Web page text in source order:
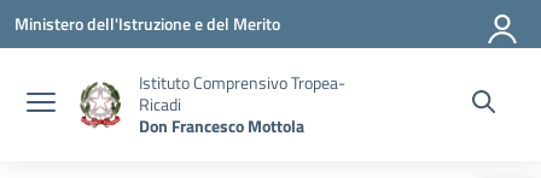
Vai ai contenuti
Vai al menu di navigazione
Vai al footer
Ministero dell'Istruzione e del Merito
Istituto Comprensivo Tropea-
Ricadi
Don Francesco Mottola